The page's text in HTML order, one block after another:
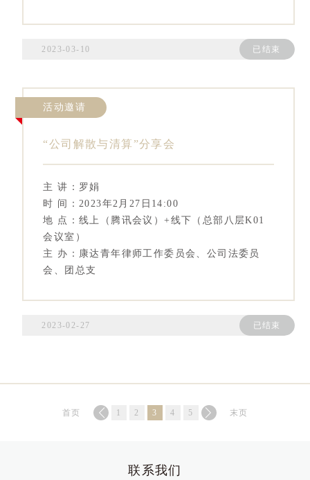
2023-03-10 已结束
“公司解散与清算”分享会
活动邀请
主 讲：罗娟
时 间：2023年2月27日14:00
地 点：线上（腾讯会议）+线下（总部八层K01
会议室）
主 办：康达青年律师工作委员会、公司法委员
会、团总支
2023-02-27 已结束
首页 1 2 3 4 5 末页
联系我们